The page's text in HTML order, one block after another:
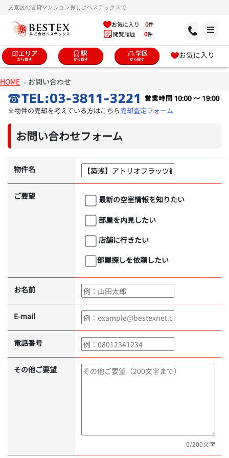
文京区の賃貸マンション探しはベステックスで
お気に入り 0件
閲覧履歴 0件
お気に入り
HOME お問い合わせ
※物件の売却を考えている方はこちら売却査定フォーム
お問い合わせフォーム
物件名
ご要望
最新の空室情報を知りたい
部屋を内見したい
店舗に行きたい
部屋探しを依頼したい
お名前
E-mail
電話番号
その他ご要望
0/200文字